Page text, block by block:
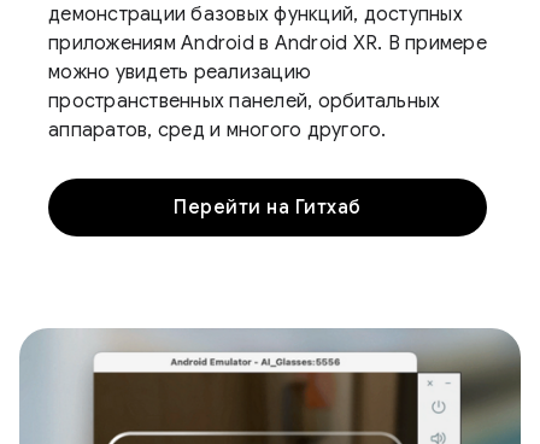
демонстрации базовых функций, доступных
приложениям Android в Android XR. В примере
можно увидеть реализацию
пространственных панелей, орбитальных
аппаратов, сред и многого другого.
Перейти на Гитхаб